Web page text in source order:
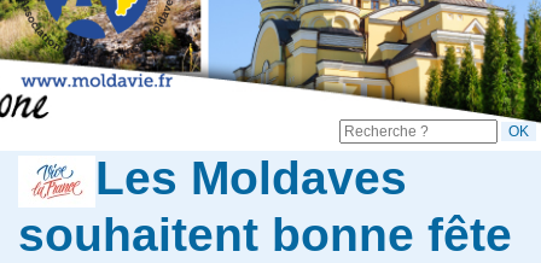
Les Moldaves
souhaitent bonne fête